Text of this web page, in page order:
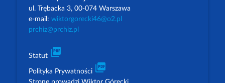
ul. Trębacka 3, 00-074 Warszawa
e-mail: wiktorgorecki46@o2.pl
prchiz@prchiz.pl
Statut picture_as_pdf
Polityka Prywatności picture_as_pdf